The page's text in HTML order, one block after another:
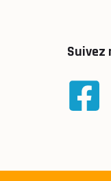
Suivez